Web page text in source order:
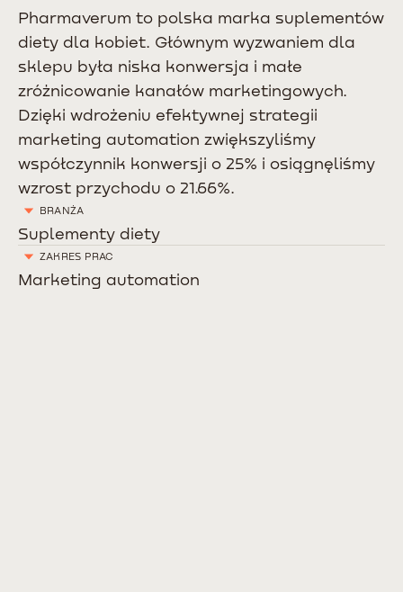
Pharmaverum to polska marka suplementów
diety dla kobiet. Głównym wyzwaniem dla
sklepu była niska konwersja i małe
zróżnicowanie kanałów marketingowych.
Dzięki wdrożeniu efektywnej strategii
marketing automation zwiększyliśmy
współczynnik konwersji o 25% i osiągnęliśmy
wzrost przychodu o 21.66%.
BRANŻA
Suplementy diety
ZAKRES PRAC
Marketing automation